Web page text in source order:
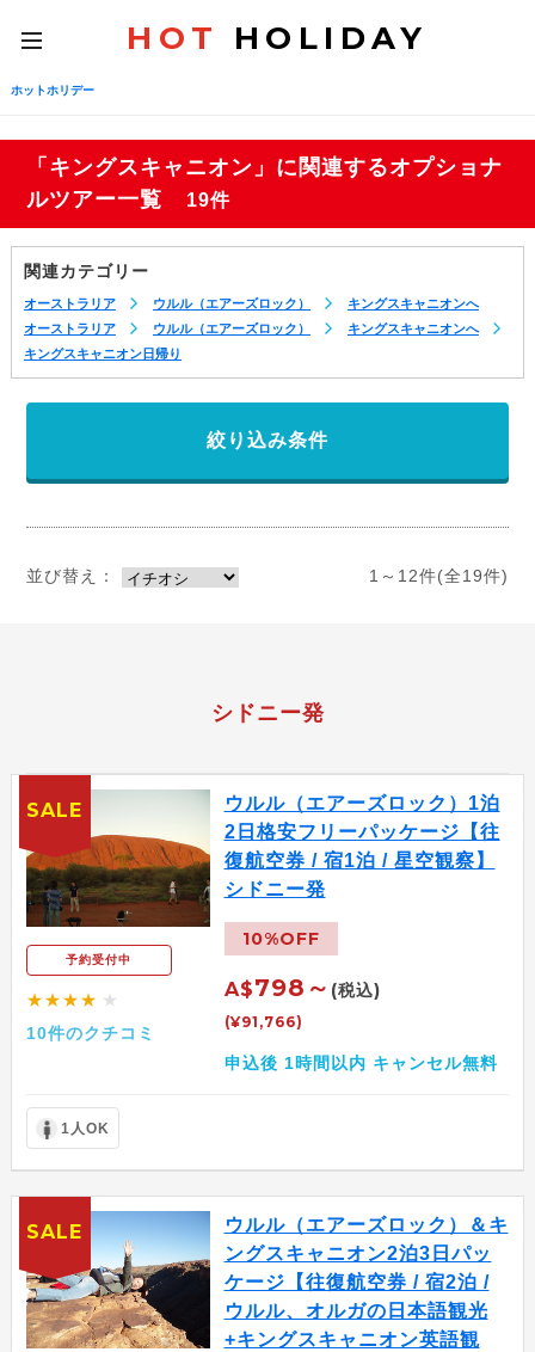
toggle
navigation
HOT HOLIDAY
ホットホリデー
「キングスキャニオン」に関連するオプショナ
ルツアー一覧
19件
関連カテゴリー
オーストラリア ウルル（エアーズロック）
キングスキャニオンへ
オーストラリア
ウルル（エアーズロック）
キングスキャニオンへ
キングスキャニオン日帰り
絞り込み条件
並び替え： 1～12件(全19件)
シドニー発
予約受付中
★★★★ ★
10件のクチコミ
ウルル（エアーズロック）1泊
2日格安フリーパッケージ【往
復航空券 / 宿1泊 / 星空観察】
シドニー発
10%OFF
A$798～ (税込)
(¥91,766)
申込後 1時間以内 キャンセル無料
1人OK
SALE
ウルル（エアーズロック）＆キ
ングスキャニオン2泊3日パッ
ケージ【往復航空券 / 宿2泊 /
ウルル、オルガの日本語観光
+キングスキャニオン英語観
SALE